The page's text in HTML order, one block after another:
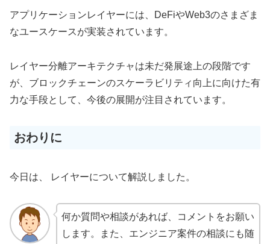
アプリケーションレイヤーには、DeFiやWeb3のさまざま
なユースケースが実装されています。
レイヤー分離アーキテクチャは未だ発展途上の段階です
が、ブロックチェーンのスケーラビリティ向上に向けた有
力な手段として、今後の展開が注目されています。
おわりに
今日は、 レイヤーについて解説しました。
何か質問や相談があれば、コメントをお願い
します。また、エンジニア案件の相談にも随